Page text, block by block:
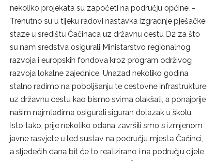
nekoliko projekata su započeti na području općine. -
Trenutno su u tijeku radovi nastavka izgradnje pješačke
staze u središtu Čačinaca uz državnu cestu D2 za što
su nam sredstva osigurali Ministarstvo regionalnog
razvoja i europskih fondova kroz program održivog
razvoja lokalne zajednice. Unazad nekoliko godina
stalno radimo na poboljšanju te cestovne infrastrukture
uz državnu cestu kao bismo svima olakšali, a ponajprije
našim najmlađima osigurali siguran dolazak u školu.
Isto tako, prije nekoliko odana završili smo s izmjenom
javne rasvjete u led sustav na području mjesta Čačinci,
a sljedećih dana bit će to realizirano i na području cijele